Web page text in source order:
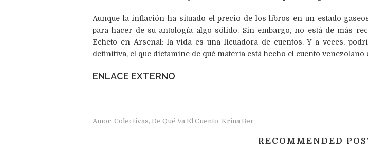
Aunque la inflación ha situado el precio de los libros en un estado
para hacer de su antología algo sólido. Sin embargo, no está de más
Echeto en Arsenal: la vida es una licuadora de cuentos. Y a veces,
definitiva, el que dictamine de qué materia está hecho el cuento venezolano
ENLACE EXTERNO
Amor, Colectivas, De Qué Va El Cuento, Krina Ber
RECOMMENDED